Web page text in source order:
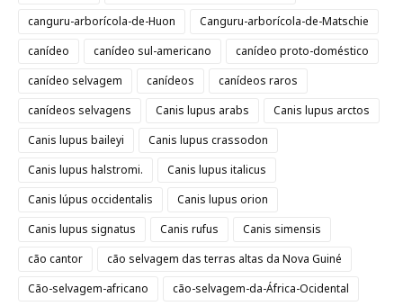
canguru-arborícola-de-Huon
Canguru-arborícola-de-Matschie
canídeo
canídeo sul-americano
canídeo proto-doméstico
canídeo selvagem
canídeos
canídeos raros
canídeos selvagens
Canis lupus arabs
Canis lupus arctos
Canis lupus baileyi
Canis lupus crassodon
Canis lupus halstromi.
Canis lupus italicus
Canis lúpus occidentalis
Canis lupus orion
Canis lupus signatus
Canis rufus
Canis simensis
cão cantor
cão selvagem das terras altas da Nova Guiné
Cão-selvagem-africano
cão-selvagem-da-África-Ocidental